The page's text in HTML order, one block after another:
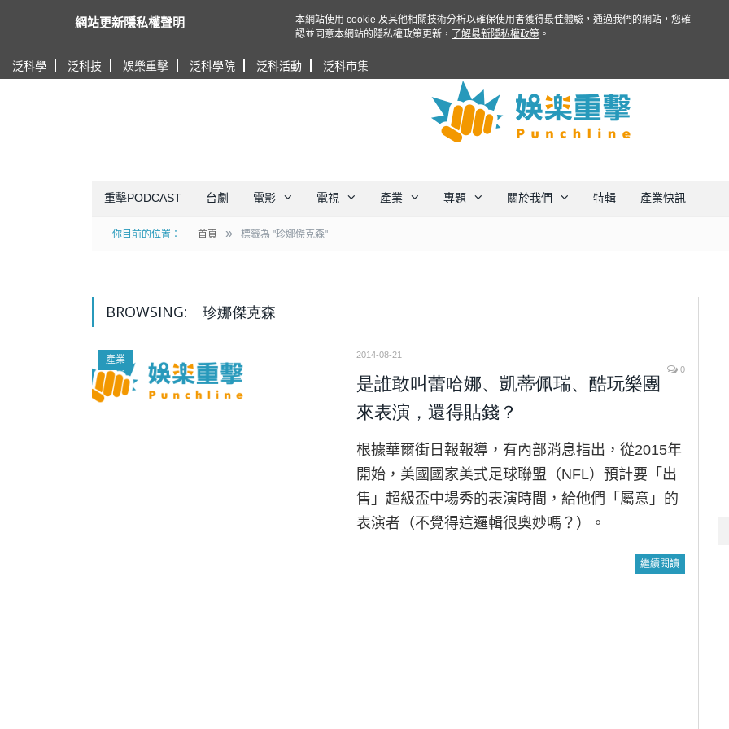
泛科學 泛科技 娛樂重擊 泛科學院 泛科活動 泛科市集
重擊PODCAST 台劇 電影 電視 產業 專題 關於我們 特輯 產業快訊
你目前的位置： 首頁 » 標籤為 "珍娜傑克森"
BROWSING: 珍娜傑克森
產業
2014-08-21
0
是誰敢叫蕾哈娜、凱蒂佩瑞、酷玩樂團
來表演，還得貼錢？
根據華爾街日報報導，有內部消息指出，從2015年
開始，美國國家美式足球聯盟（NFL）預計要「出
售」超級盃中場秀的表演時間，給他們「屬意」的
表演者（不覺得這邏輯很奧妙嗎？）。
繼續閱讀
網站更新隱私權聲明
本網站使用 cookie 及其他相關技術分析以確保使用者獲得最佳體驗，通過我們的網站，您確
認並同意本網站的隱私權政策更新，
了解最新隱私權政策 。